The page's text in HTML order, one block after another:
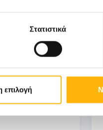
Στατιστικά
επιλογή